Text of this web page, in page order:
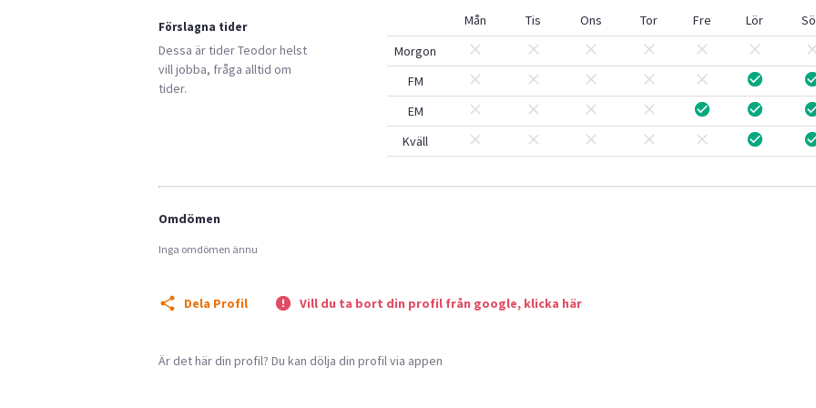
Förslagna tider
Dessa är tiderTeodorhelst
vill jobba, fråga alltid om
tider.
Mån Tis Ons Tor Fre Lör
Morgon
FM
EM
Kväll
Omdömen
Inga omdömen ännu
Dela Profil Vill du ta bort din profil från google, klicka här
Är det här din profil? Du kan dölja din profil via appen